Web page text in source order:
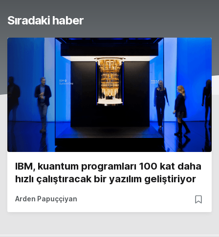
Sıradaki haber
IBM, kuantum programları 100 kat daha
hızlı çalıştıracak bir yazılım geliştiriyor
Arden Papuççiyan